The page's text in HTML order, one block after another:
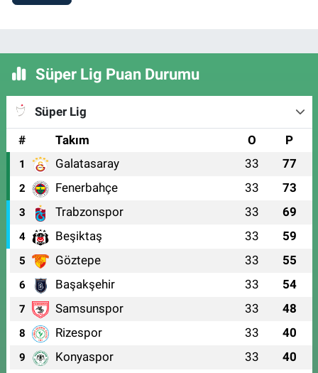
Süper Lig Puan Durumu
Süper Lig
#
Takım O P
1 Galatasaray 33 77
2 Fenerbahçe 33 73
3 Trabzonspor 33 69
4 Beşiktaş 33 59
5 Göztepe 33 55
6 Başakşehir 33 54
7 Samsunspor 33 48
8 Rizespor 33 40
9 Konyaspor 33 40